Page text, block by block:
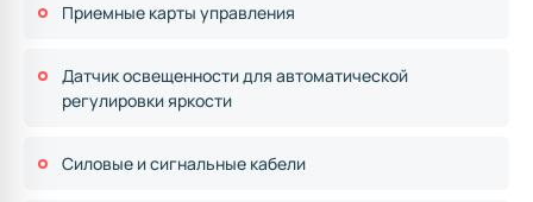
Приемные карты управления
Датчик освещенности для автоматической
регулировки яркости
Силовые и сигнальные кабели